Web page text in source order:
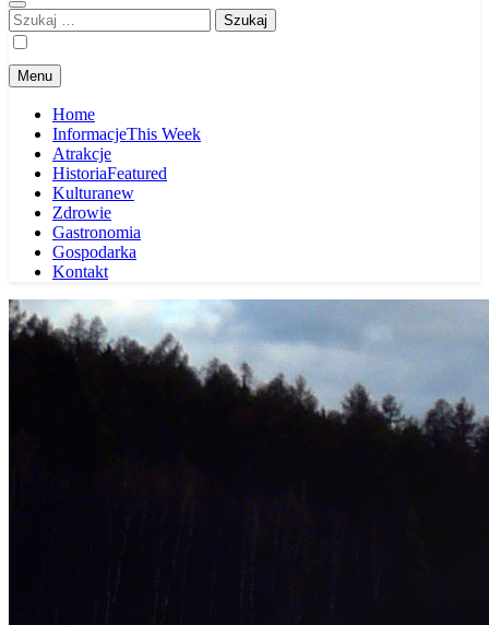
Szukaj:
Menu
Home
InformacjeThis Week
Atrakcje
HistoriaFeatured
Kulturanew
Zdrowie
Gastronomia
Gospodarka
Kontakt